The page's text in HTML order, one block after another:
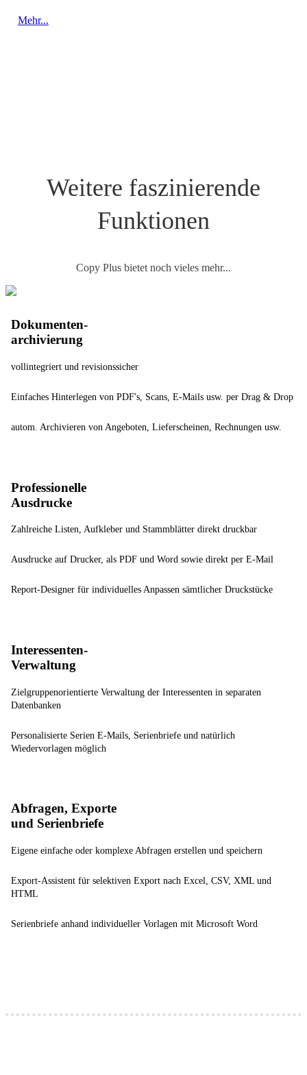
Mehr...
Weitere faszinierende
Funktionen
Copy Plus bietet noch vieles mehr...
Dokumenten-
archivierung
vollintegriert und revisionssicher
Einfaches Hinterlegen von PDF's, Scans, E-Mails usw. per Drag & Drop
autom. Archivieren von Angeboten, Lieferscheinen, Rechnungen usw.
Professionelle
Ausdrucke
Zahlreiche Listen, Aufkleber und Stammblätter direkt druckbar
Ausdrucke auf Drucker, als PDF und Word sowie direkt per E-Mail
Report-Designer für individuelles Anpassen sämtlicher Druckstücke
Interessenten-
Verwaltung
Zielgruppenorientierte Verwaltung der Interessenten in separaten
Datenbanken
Personalisierte Serien E-Mails, Serienbriefe und natürlich
Wiedervorlagen möglich
Abfragen, Exporte
und Serienbriefe
Eigene einfache oder komplexe Abfragen erstellen und speichern
Export-Assistent für selektiven Export nach Excel, CSV, XML und
HTML
Serienbriefe anhand individueller Vorlagen mit Microsoft Word